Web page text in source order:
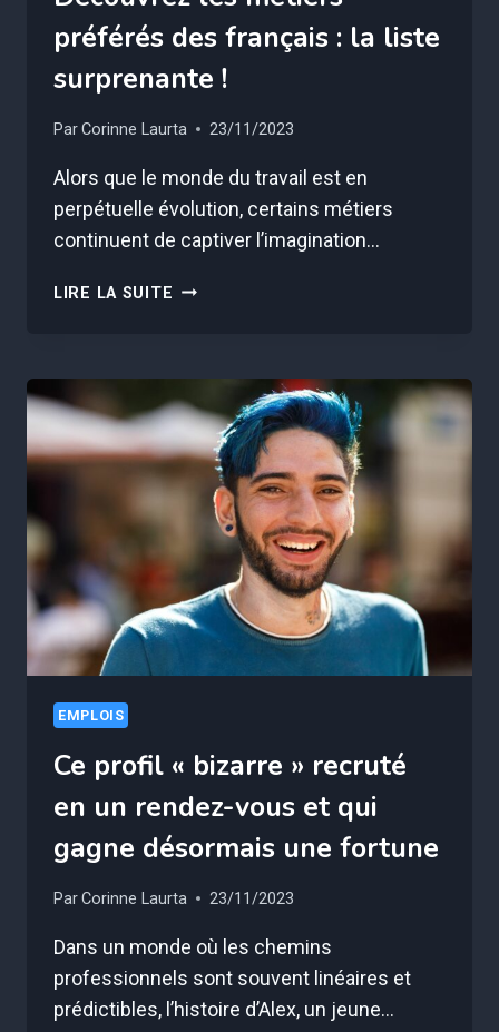
préférés des français : la liste
surprenante !
ParCorinne Laurta 23/11/2023
Alors que le monde du travail est en
perpétuelle évolution, certains métiers
continuent de captiver l’imagination…
LIRE LA SUITE DÉCOUVREZ
FRANÇAIS
:
LA
LISTE
SURPRENANTE
EMPLOIS
Ce profil « bizarre » recruté
en un rendez-vous et qui
gagne désormais une fortune
ParCorinne Laurta 23/11/2023
Dans un monde où les chemins
professionnels sont souvent linéaires et
prédictibles, l’histoire d’Alex, un jeune…